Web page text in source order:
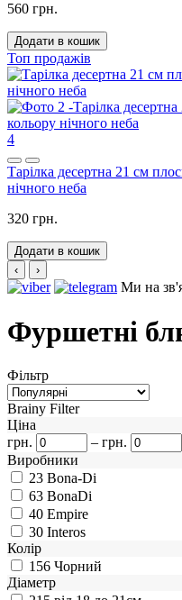
560 грн.
Додати в кошик
Топ продажів
4
Тарілка десертна 21 см
нічного неба
320 грн.
Додати в кошик
‹
›
Ми на
Фуршетні
Фільтр
Brainy Filter
Ціна
грн.
– грн.
Виробники
23 Bona-Di
63 BonaDi
40 Empire
30 Interos
Колір
156 Чорний
Діаметр